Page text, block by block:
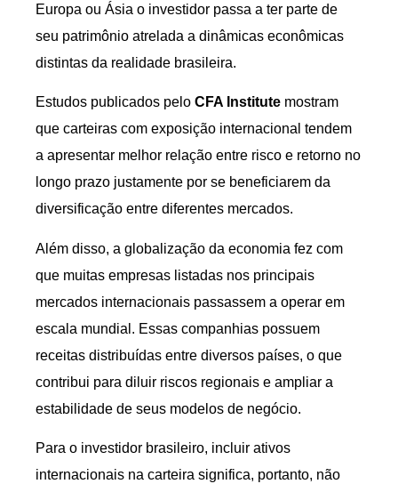
Europa ou Ásia o investidor passa a ter parte de
seu patrimônio atrelada a dinâmicas econômicas
distintas da realidade brasileira.
Estudos publicados pelo CFA Institute mostram
que carteiras com exposição internacional tendem
a apresentar melhor relação entre risco e retorno no
longo prazo justamente por se beneficiarem da
diversificação entre diferentes mercados.
Além disso, a globalização da economia fez com
que muitas empresas listadas nos principais
mercados internacionais passassem a operar em
escala mundial. Essas companhias possuem
receitas distribuídas entre diversos países, o que
contribui para diluir riscos regionais e ampliar a
estabilidade de seus modelos de negócio.
Para o investidor brasileiro, incluir ativos
internacionais na carteira significa, portanto, não